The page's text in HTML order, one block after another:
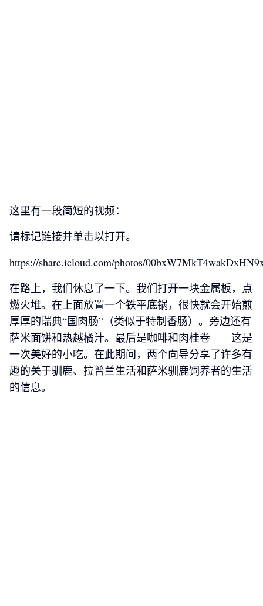
这里有一段简短的视频：
请标记链接并单击以打开。
https://share.icloud.com/photos/
在路上，我们休息了一下。我们打开一块金属板，点
燃火堆。在上面放置一个铁平底锅，很快就会开始煎
厚厚的瑞典“国肉肠”（类似于特制香肠）。旁边还有
萨米面饼和热越橘汁。最后是咖啡和肉桂卷——这是
一次美好的小吃。在此期间，两个向导分享了许多有
趣的关于驯鹿、拉普兰生活和萨米驯鹿饲养者的生活
的信息。